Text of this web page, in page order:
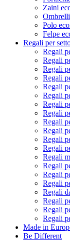
Zaini
Polo
Felpe
Regali per
Regali
Regali
Regali
Regali
Regali
Regali
Regali
Regali
Regali
Regali
Regali
Regali
Regali
Regali
Regali
Regali
Regali
Regali
Regali
Regali
Made in
Be Different